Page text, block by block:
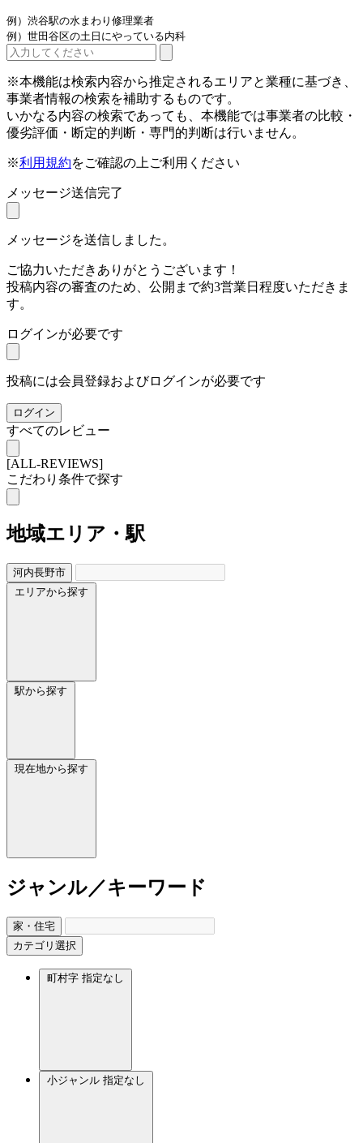
例）渋谷駅の水まわり修理業者
例）世田谷区の土日にやっている内科
※本機能は検索内容から推定されるエリアと業種に基づき、
事業者情報の検索を補助するものです。
いかなる内容の検索であっても、本機能では事業者の比較・
優劣評価・断定的判断・専門的判断は行いません。
※利用規約をご確認の上ご利用ください
メッセージ送信完了
メッセージを送信しました。
ご協力いただきありがとうございます！
投稿内容の審査のため、公開まで約3営業日程度いただきま
す。
ログインが必要です
投稿には会員登録およびログインが必要です
ログイン
すべてのレビュー
[ALL-REVIEWS]
こだわり条件で探す
地域エリア・駅
河内長野市
エリアから探す
駅から探す
現在地から探す
ジャンル／キーワード
家・住宅
カテゴリ選択
町村字 指定なし
小ジャンル 指定なし